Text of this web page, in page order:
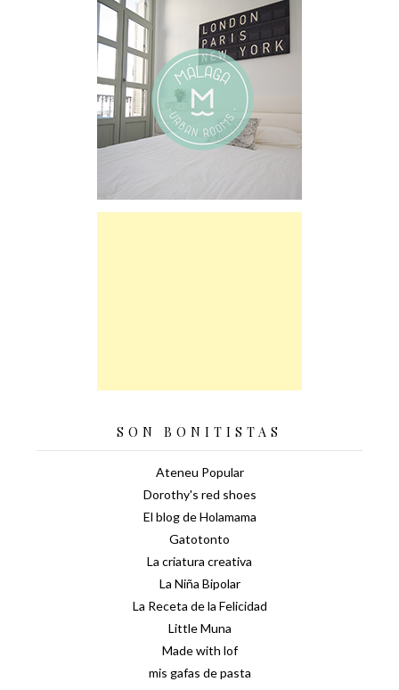
SON BONITISTAS
Ateneu Popular
Dorothy's red shoes
El blog de Holamama
Gatotonto
La criatura creativa
La Niña Bipolar
La Receta de la Felicidad
Little Muna
Made with lof
mis gafas de pasta